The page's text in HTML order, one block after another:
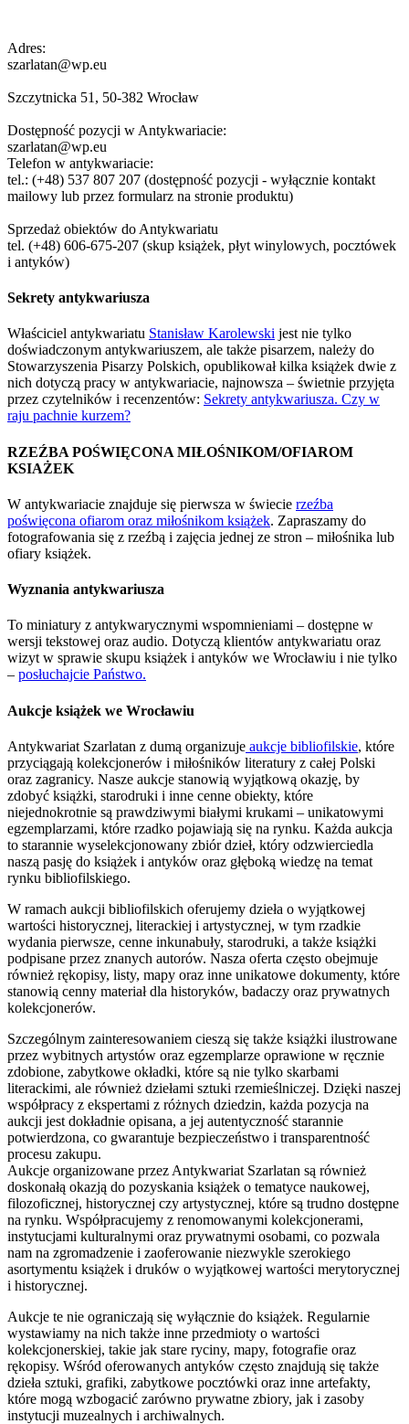
Adres:
szarlatan@wp.eu
Szczytnicka 51, 50-382 Wrocław
Dostępność pozycji w Antykwariacie:
szarlatan@wp.eu
Telefon w antykwariacie:
tel.: (+48) 537 807 207 (dostępność pozycji - wyłącznie kontakt
mailowy lub przez formularz na stronie produktu)
Sprzedaż obiektów do Antykwariatu
tel. (+48) 606-675-207 (skup książek, płyt winylowych, pocztówek
i antyków)
Sekrety antykwariusza
Właściciel antykwariatu Stanisław Karolewski jest nie tylko
doświadczonym antykwariuszem, ale także pisarzem, należy do
Stowarzyszenia Pisarzy Polskich, opublikował kilka książek dwie z
nich dotyczą pracy w antykwariacie, najnowsza – świetnie przyjęta
przez czytelników i recenzentów: Sekrety antykwariusza. Czy w
raju pachnie kurzem?
RZEŹBA POŚWIĘCONA MIŁOŚNIKOM/OFIAROM
KSIAŻEK
W antykwariacie znajduje się pierwsza w świecie rzeźba
poświęcona ofiarom oraz miłośnikom książek. Zapraszamy do
fotografowania się z rzeźbą i zajęcia jednej ze stron – miłośnika lub
ofiary książek.
Wyznania antykwariusza
To miniatury z antykwarycznymi wspomnieniami – dostępne w
wersji tekstowej oraz audio. Dotyczą klientów antykwariatu oraz
wizyt w sprawie skupu książek i antyków we Wrocławiu i nie tylko
– posłuchajcie Państwo.
Aukcje książek we Wrocławiu
Antykwariat Szarlatan z dumą organizuje aukcje bibliofilskie, które
przyciągają kolekcjonerów i miłośników literatury z całej Polski
oraz zagranicy. Nasze aukcje stanowią wyjątkową okazję, by
zdobyć książki, starodruki i inne cenne obiekty, które
niejednokrotnie są prawdziwymi białymi krukami – unikatowymi
egzemplarzami, które rzadko pojawiają się na rynku. Każda aukcja
to starannie wyselekcjonowany zbiór dzieł, który odzwierciedla
naszą pasję do książek i antyków oraz głęboką wiedzę na temat
rynku bibliofilskiego.
W ramach aukcji bibliofilskich oferujemy dzieła o wyjątkowej
wartości historycznej, literackiej i artystycznej, w tym rzadkie
wydania pierwsze, cenne inkunabuły, starodruki, a także książki
podpisane przez znanych autorów. Nasza oferta często obejmuje
również rękopisy, listy, mapy oraz inne unikatowe dokumenty, które
stanowią cenny materiał dla historyków, badaczy oraz prywatnych
kolekcjonerów.
Szczególnym zainteresowaniem cieszą się także książki ilustrowane
przez wybitnych artystów oraz egzemplarze oprawione w ręcznie
zdobione, zabytkowe okładki, które są nie tylko skarbami
literackimi, ale również dziełami sztuki rzemieślniczej. Dzięki naszej
współpracy z ekspertami z różnych dziedzin, każda pozycja na
aukcji jest dokładnie opisana, a jej autentyczność starannie
potwierdzona, co gwarantuje bezpieczeństwo i transparentność
procesu zakupu.
Aukcje organizowane przez Antykwariat Szarlatan są również
doskonałą okazją do pozyskania książek o tematyce naukowej,
filozoficznej, historycznej czy artystycznej, które są trudno dostępne
na rynku. Współpracujemy z renomowanymi kolekcjonerami,
instytucjami kulturalnymi oraz prywatnymi osobami, co pozwala
nam na zgromadzenie i zaoferowanie niezwykle szerokiego
asortymentu książek i druków o wyjątkowej wartości merytorycznej
i historycznej.
Aukcje te nie ograniczają się wyłącznie do książek. Regularnie
wystawiamy na nich także inne przedmioty o wartości
kolekcjonerskiej, takie jak stare ryciny, mapy, fotografie oraz
rękopisy. Wśród oferowanych antyków często znajdują się także
dzieła sztuki, grafiki, zabytkowe pocztówki oraz inne artefakty,
które mogą wzbogacić zarówno prywatne zbiory, jak i zasoby
instytucji muzealnych i archiwalnych.